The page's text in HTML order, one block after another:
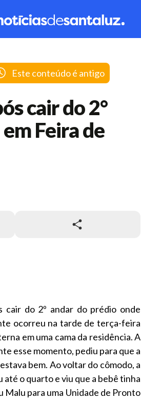
Este conteúdo é antigo
cair do 2°
Feira de
cair do 2º andar do prédio onde
ocorreu na tarde de terça-feira
em uma cama da residência. A
esse momento, pediu para que a
bem. Ao voltar do cômodo, a
o quarto e viu que a bebê tinha
Malu para uma Unidade de Pronto